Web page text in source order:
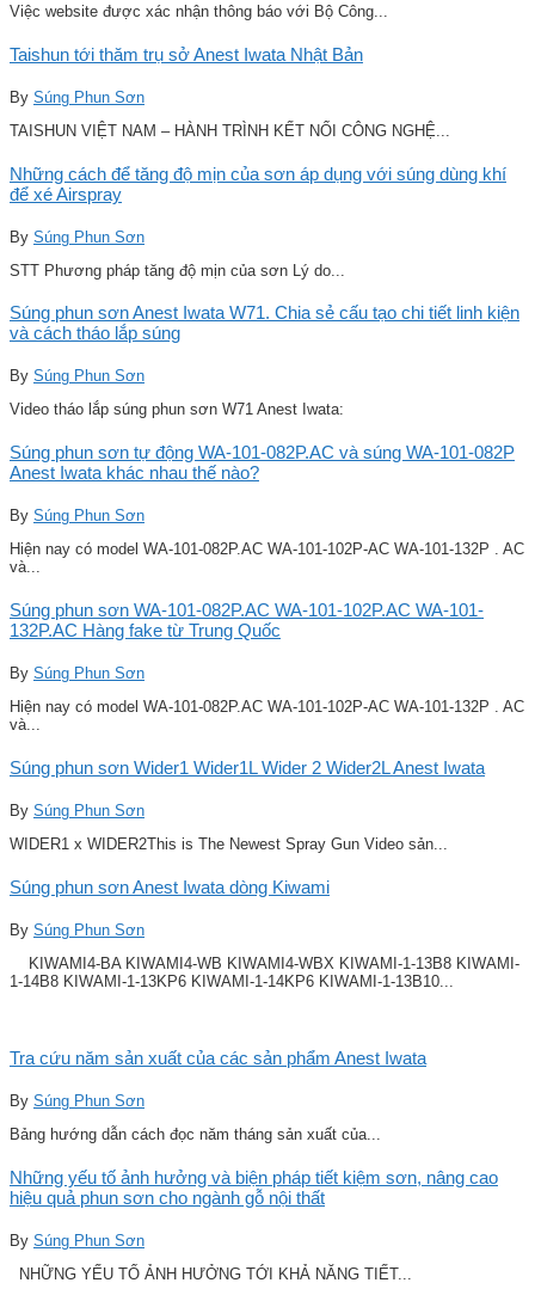
Việc website được xác nhận thông báo với Bộ Công...
Taishun tới thăm trụ sở Anest Iwata Nhật Bản
By Súng Phun Sơn
TAISHUN VIỆT NAM – HÀNH TRÌNH KẾT NỐI CÔNG NGHỆ...
Những cách để tăng độ mịn của sơn áp dụng với súng dùng khí
để xé Airspray
By Súng Phun Sơn
STT Phương pháp tăng độ mịn của sơn Lý do...
Súng phun sơn Anest Iwata W71. Chia sẻ cấu tạo chi tiết linh kiện
và cách tháo lắp súng
By Súng Phun Sơn
Video tháo lắp súng phun sơn W71 Anest Iwata:
Súng phun sơn tự động WA-101-082P.AC và súng WA-101-082P
Anest Iwata khác nhau thế nào?
By Súng Phun Sơn
Hiện nay có model WA-101-082P.AC WA-101-102P-AC WA-101-132P . AC
và...
Súng phun sơn WA-101-082P.AC WA-101-102P.AC WA-101-
132P.AC Hàng fake từ Trung Quốc
By Súng Phun Sơn
Hiện nay có model WA-101-082P.AC WA-101-102P-AC WA-101-132P . AC
và...
Súng phun sơn Wider1 Wider1L Wider 2 Wider2L Anest Iwata
By Súng Phun Sơn
WIDER1 x WIDER2This is The Newest Spray Gun Video sản...
Súng phun sơn Anest Iwata dòng Kiwami
By Súng Phun Sơn
KIWAMI4-BA KIWAMI4-WB KIWAMI4-WBX KIWAMI-1-13B8 KIWAMI-
1-14B8 KIWAMI-1-13KP6 KIWAMI-1-14KP6 KIWAMI-1-13B10...
Tra cứu năm sản xuất của các sản phẩm Anest Iwata
By Súng Phun Sơn
Bảng hướng dẫn cách đọc năm tháng sản xuất của...
Những yếu tố ảnh hưởng và biện pháp tiết kiệm sơn, nâng cao
hiệu quả phun sơn cho ngành gỗ nội thất
By Súng Phun Sơn
NHỮNG YẾU TỐ ẢNH HƯỞNG TỚI KHẢ NĂNG TIẾT...